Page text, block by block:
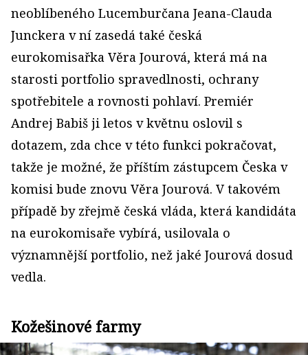
neoblíbeného Lucemburčana Jeana-Clauda
Junckera v ní zasedá také česká
eurokomisařka Věra Jourová, která má na
starosti portfolio spravedlnosti, ochrany
spotřebitele a rovnosti pohlaví. Premiér
Andrej Babiš ji letos v květnu oslovil s
dotazem, zda chce v této funkci pokračovat,
takže je možné, že příštím zástupcem Česka v
komisi bude znovu Věra Jourová. V takovém
případě by zřejmě česká vláda, která kandidáta
na eurokomisaře vybírá, usilovala o
významnější portfolio, než jaké Jourová dosud
vedla.
Kožešinové farmy